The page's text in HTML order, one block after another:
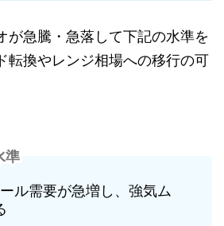
が急騰・急落して下記の水準を
転換やレンジ相場への移行の可
準
ル需要が急増し、強気ム